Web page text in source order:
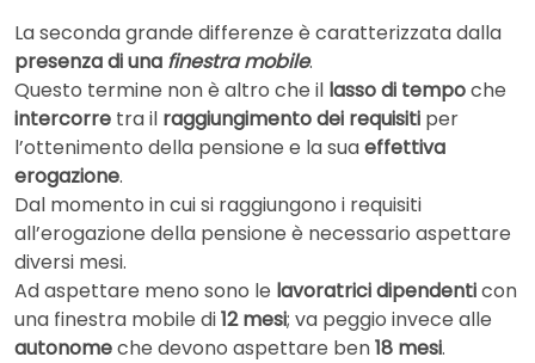
La seconda grande differenze è caratterizzata dalla
presenza di una finestra mobile.
Questo termine non è altro che il lasso di tempoche
intercorre tra il raggiungimento dei requisiti per
l’ottenimento della pensione e la suaeffettiva
erogazione.
Dal momento in cui si raggiungono i requisiti
all’erogazione della pensione è necessario aspettare
diversi mesi.
Ad aspettare meno sono le lavoratrici dipendenticon
una finestra mobile di12 mesi; va peggio invece alle
autonomeche devono aspettare ben18 mesi.